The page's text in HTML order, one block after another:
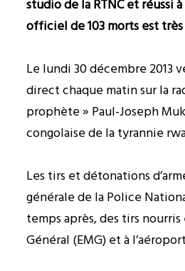
studio de la RTNC et réussi
officiel de 103 morts est
Le lundi 30 décembre 2013
direct chaque matin sur la
prophète » Paul-Joseph
congolaise de la tyrannie
Les tirs et détonations
générale de la Police
temps après, des tirs
Général (EMG) et à